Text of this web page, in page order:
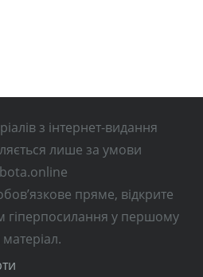
з інтернет-видання
лише за умови
пряме, відкрите
гіперпосилання у першому